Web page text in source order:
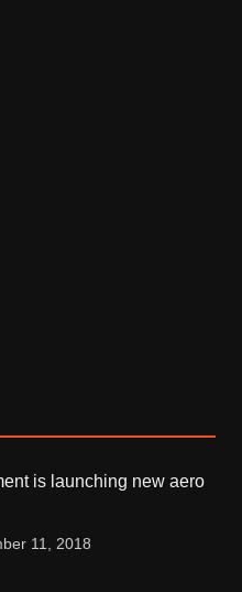
is launching new aero
11, 2018